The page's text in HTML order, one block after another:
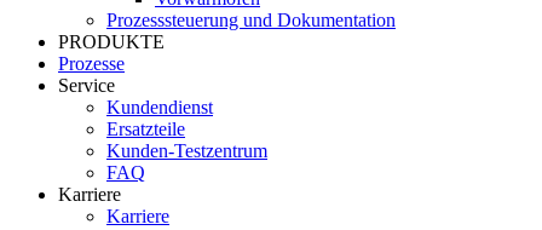
Prozesssteuerung und Dokumentation
PRODUKTE
Prozesse
Service
Kundendienst
Ersatzteile
Kunden-Testzentrum
FAQ
Karriere
Karriere